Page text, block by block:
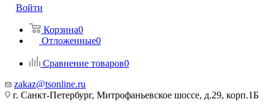
Войти
Корзина0
Отложенные0
Сравнение товаров0
zakaz@tsonline.ru
г. Санкт-Петербург, Митрофаньевское шоссе, д.29, корп.1Б